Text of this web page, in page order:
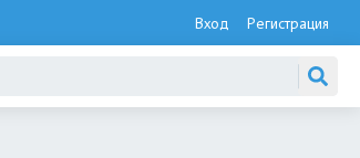
Вход Регистрация